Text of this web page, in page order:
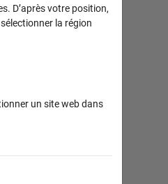
D’après votre position,
la région
un site web dans